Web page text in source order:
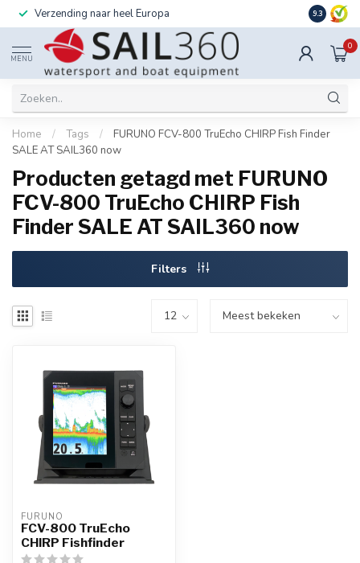
Verzending naar heel Europa Ook
9.3
MENU
0
Home / Tags /
FURUNO FCV-800 TruEcho CHIRP Fish Finder
SALE AT SAIL360 now
Producten getagd met FURUNO
FCV-800 TruEcho CHIRP Fish
Finder SALE AT SAIL360 now
Filters
FURUNO
FCV-800 TruEcho
CHIRP Fishfinder